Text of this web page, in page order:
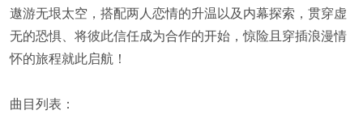
遨游无垠太空，搭配两人恋情的升温以及内幕探索，贯穿虚
无的恐惧、将彼此信任成为合作的开始，惊险且穿插浪漫情
怀的旅程就此启航！
曲目列表：